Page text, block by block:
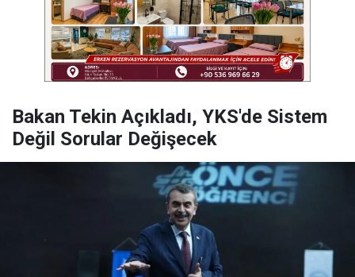
Bakan Tekin Açıkladı, YKS'de Sistem
Değil Sorular Değişecek